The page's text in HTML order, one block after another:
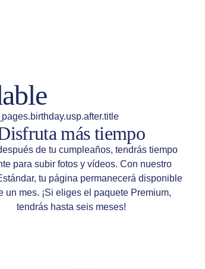
más tiempo
de tu cumpleaños, tendrás tiempo
para subir fotos y vídeos. Con nuestro
tu página permanecerá disponible
un mes. ¡Si eliges el paquete Premium,
tendrás hasta seis meses!